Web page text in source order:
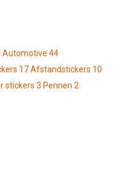
Automotive 44
17Afstandstickers 10
stickers 3 Pennen 2